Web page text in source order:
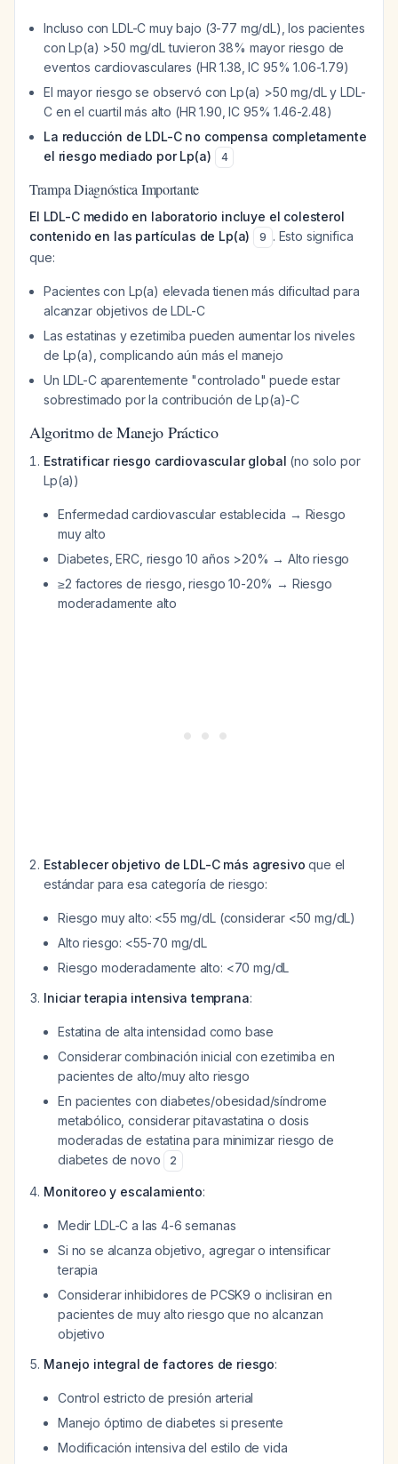
Incluso con LDL-C muy bajo (3-77 mg/dL), los pacientes
con Lp(a) >50 mg/dL tuvieron 38% mayor riesgo de
eventos cardiovasculares (HR 1.38, IC 95% 1.06-1.79)
El mayor riesgo se observó con Lp(a) >50 mg/dL y LDL-
C en el cuartil más alto (HR 1.90, IC 95% 1.46-2.48)
La reducción de LDL-C no compensa completamente
el riesgo mediado por Lp(a)
4
Trampa Diagnóstica Importante
El LDL-C medido en laboratorio incluye el colesterol
contenido en las partículas de Lp(a)
9 . Esto significa
que:
Pacientes con Lp(a) elevada tienen más dificultad para
alcanzar objetivos de LDL-C
Las estatinas y ezetimiba pueden aumentar los niveles
de Lp(a), complicando aún más el manejo
Un LDL-C aparentemente "controlado" puede estar
sobrestimado por la contribución de Lp(a)-C
Algoritmo de Manejo Práctico
Estratificar riesgo cardiovascular global (no solo por
Lp(a))
Enfermedad cardiovascular establecida → Riesgo
muy alto
Diabetes, ERC, riesgo 10 años >20% → Alto riesgo
≥2 factores de riesgo, riesgo 10-20% → Riesgo
moderadamente alto
Establecer objetivo de LDL-C más agresivo que el
estándar para esa categoría de riesgo:
Riesgo muy alto: <55 mg/dL (considerar <50 mg/dL)
Alto riesgo: <55-70 mg/dL
Riesgo moderadamente alto: <70 mg/dL
Iniciar terapia intensiva temprana:
Estatina de alta intensidad como base
Considerar combinación inicial con ezetimiba en
pacientes de alto/muy alto riesgo
En pacientes con diabetes/obesidad/síndrome
metabólico, considerar pitavastatina o dosis
moderadas de estatina para minimizar riesgo de
diabetes de novo
2
Monitoreo y escalamiento:
Medir LDL-C a las 4-6 semanas
Si no se alcanza objetivo, agregar o intensificar
terapia
Considerar inhibidores de PCSK9 o inclisiran en
pacientes de muy alto riesgo que no alcanzan
objetivo
Manejo integral de factores de riesgo:
Control estricto de presión arterial
Manejo óptimo de diabetes si presente
Modificación intensiva del estilo de vida